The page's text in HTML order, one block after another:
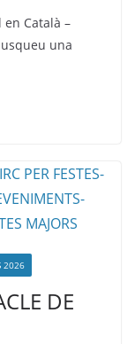
en Català –
una
2026
DE